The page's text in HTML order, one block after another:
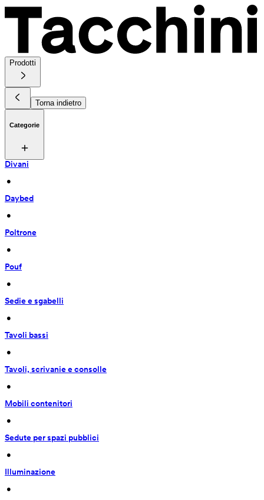
Prodotti
Torna indietro
Categorie
Divani
•
Daybed
•
Poltrone
•
Pouf
•
Sedie e sgabelli
•
Tavoli bassi
•
Tavoli, scrivanie e consolle
•
Mobili contenitori
•
Sedute per spazi pubblici
•
Illuminazione
•